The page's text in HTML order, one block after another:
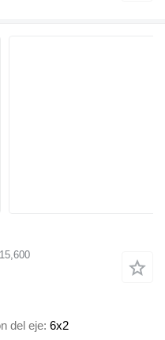
del eje 6x2